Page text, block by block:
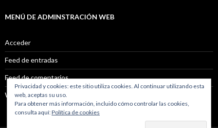
MENÚ DE ADMINSTRACIÓN WEB
Acceder
Feed de entradas
Feed de comentarios
WordPress.org
Privacidad y cookies: este sitio utiliza cookies. Al continuar utilizando esta
web, aceptas su uso.
Para obtener más información, incluido cómo controlar las cookies,
consulta aquí:Política de cookies